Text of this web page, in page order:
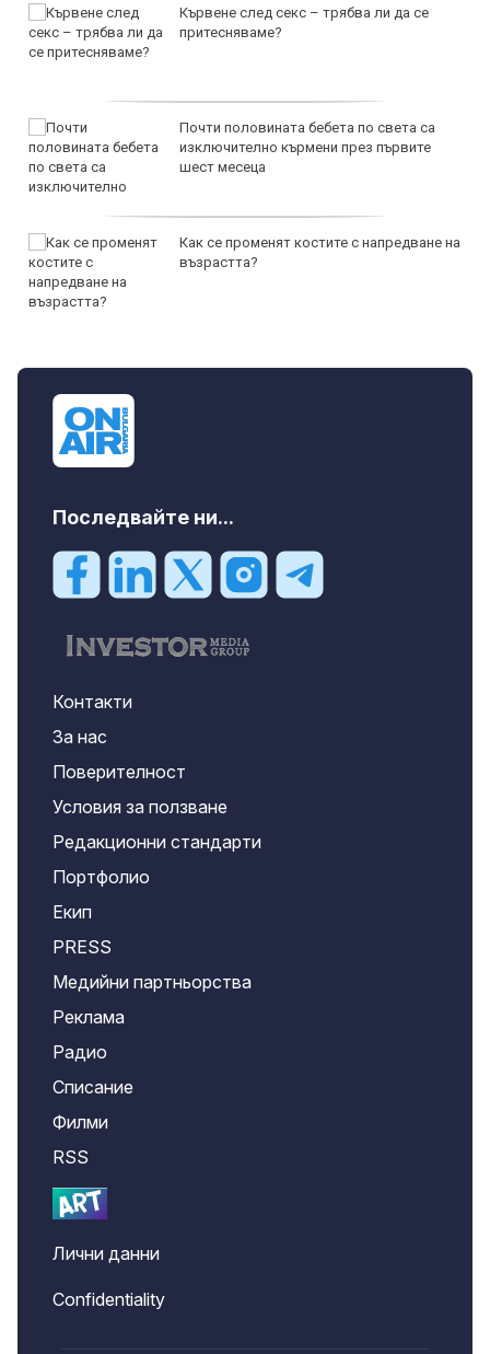
Кървене след секс – трябва ли да се
притесняваме?
Почти половината бебета по света са
изключително кърмени през първите
шест месеца
Как се променят костите с напредване на
възрастта?
Последвайте ни...
Контакти
За нас
Поверителност
Условия за ползване
Редакционни стандарти
Портфолио
Екип
PRESS
Медийни партньорства
Реклама
Радио
Списание
Филми
RSS
Лични данни
Confidentiality